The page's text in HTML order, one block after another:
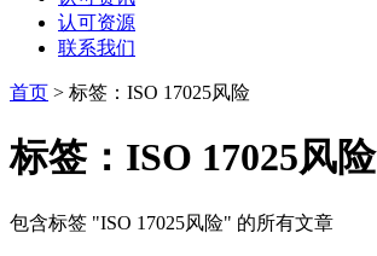
认可资源
联系我们
首页 > 标签：ISO 17025风险
标签：ISO 17025风险
包含标签 "ISO 17025风险" 的所有文章